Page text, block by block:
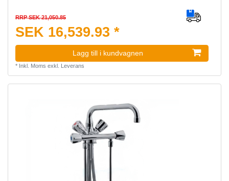
RRP SEK 21,050.85
SEK 16,539.93 *
Lagg till i kundvagnen
* Inkl. Moms exkl. Leverans